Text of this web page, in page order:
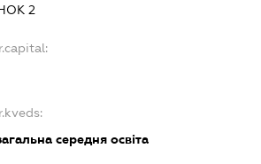
2
середня освіта